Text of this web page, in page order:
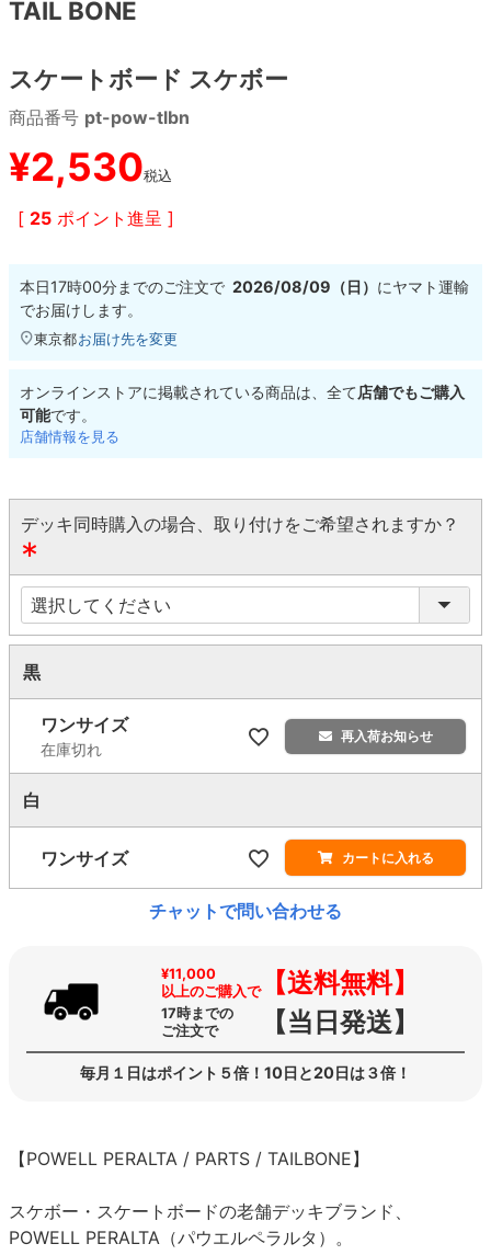
TAIL BONE
スケートボード スケボー
商品番号 pt-pow-tlbn
¥2,530税込
[ 25 ポイント進呈 ]
本日17時00分までのご注文で 2026/08/09（日） にヤマト運輸
でお届けします。
東京都お届け先を変更
オンラインストアに掲載されている商品は、全て店舗でもご購入
可能です。
店舗情報を見る
デッキ同時購入の場合、取り付けをご希望されますか？
(
必
須
)
黒
ワンサイズ
在庫切れ
再入荷お知らせ
白
ワンサイズ カートに入れる
チャットで問い合わせる
¥11,000
以上のご購入で【送料無料】
17時までの
ご注文で
【当日発送】
毎月１日はポイント５倍！10日と20日は３倍！
【POWELL PERALTA / PARTS / TAILBONE】
スケボー・スケートボードの老舗デッキブランド、
POWELL PERALTA（パウエルペラルタ）。
8.7inch
8.8inch
8.9inch
9.0inch以上
高性能デッキ
8.8inch
8.9inch
9.0inch以上
72mm
75mm
110mm
29cm
29.5cm
30cm